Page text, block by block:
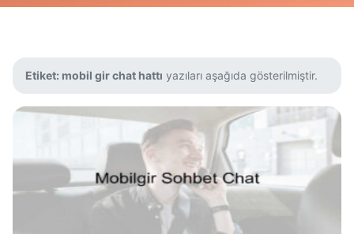
Etiket: mobil gir chat hattı yazıları aşağıda gösterilmiştir.